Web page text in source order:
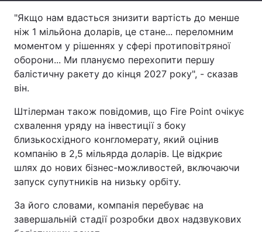
Тема оформлення
"Якщо нам вдасться знизити вартість до менше
ніж 1 мільйона доларів, це стане... переломним
моментом у рішеннях у сфері протиповітряної
оборони... Ми плануємо перехопити першу
балістичну ракету до кінця 2027 року", - сказав
він.
Штілерман також повідомив, що Fire Point очікує
схвалення уряду на інвестиції з боку
близькосхідного конгломерату, який оцінив
компанію в 2,5 мільярда доларів. Це відкриє
шлях до нових бізнес-можливостей, включаючи
запуск супутників на низьку орбіту.
За його словами, компанія перебуває на
завершальній стадії розробки двох надзвукових